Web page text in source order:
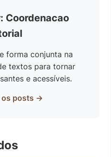
Coordenacao
forma conjunta na
textos para tornar
e acessíveis.
os posts →